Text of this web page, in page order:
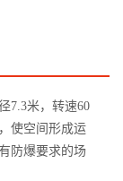
7.3米，转速60
使空间形成运
防爆要求的场